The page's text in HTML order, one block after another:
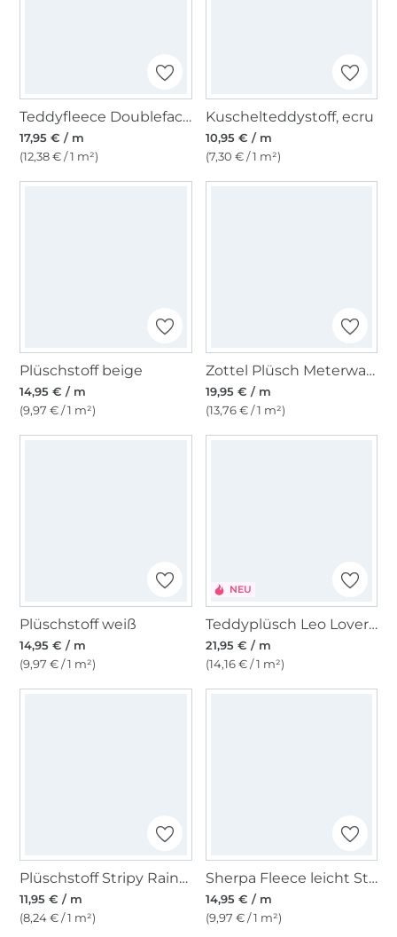
Teddyfleece Doubleface, hellbraun
17,95 € / m
(12,38 € / 1 m²)
Kuschelteddystoff, ecru
10,95 € / m
(7,30 € / 1 m²)
Plüschstoff beige
14,95 € / m
(9,97 € / 1 m²)
Zottel Plüsch Meterware schwarz
19,95 € / m
(13,76 € / 1 m²)
Plüschstoff weiß
14,95 € / m
(9,97 € / 1 m²)
NEU
Teddyplüsch Leo Lovers, braun
21,95 € / m
(14,16 € / 1 m²)
Plüschstoff Stripy Rainbow, lila
11,95 € / m
(8,24 € / 1 m²)
Sherpa Fleece leicht Stickerei Wildflowers, blau
14,95 € / m
(9,97 € / 1 m²)